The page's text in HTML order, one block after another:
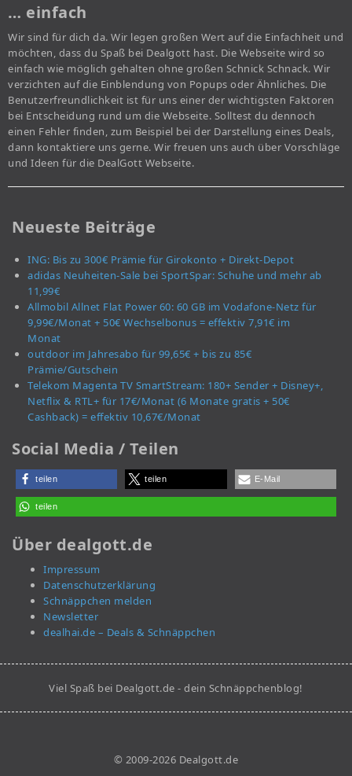
… einfach
Wir sind für dich da. Wir legen großen Wert auf die Einfachheit und
möchten, dass du Spaß bei Dealgott hast. Die Webseite wird so
einfach wie möglich gehalten ohne großen Schnick Schnack. Wir
verzichten auf die Einblendung von Popups oder Ähnliches. Die
Benutzerfreundlichkeit ist für uns einer der wichtigsten Faktoren
bei Entscheidung rund um die Webseite. Solltest du dennoch
einen Fehler finden, zum Beispiel bei der Darstellung eines Deals,
dann kontaktiere uns gerne. Wir freuen uns auch über Vorschläge
und Ideen für die DealGott Webseite.
Neueste Beiträge
ING: Bis zu 300€ Prämie für Girokonto + Direkt-Depot
adidas Neuheiten-Sale bei SportSpar: Schuhe und mehr ab
11,99€
Allmobil Allnet Flat Power 60: 60 GB im Vodafone-Netz für
9,99€/Monat + 50€ Wechselbonus = effektiv 7,91€ im
Monat
outdoor im Jahresabo für 99,65€ + bis zu 85€
Prämie/Gutschein
Telekom Magenta TV SmartStream: 180+ Sender + Disney+,
Netflix & RTL+ für 17€/Monat (6 Monate gratis + 50€
Cashback) = effektiv 10,67€/Monat
Social Media / Teilen
teilen teilen E-Mail
teilen
Über dealgott.de
Impressum
Datenschutzerklärung
Schnäppchen melden
Newsletter
dealhai.de – Deals & Schnäppchen
Viel Spaß bei Dealgott.de - dein Schnäppchenblog!
© 2009-2026 Dealgott.de